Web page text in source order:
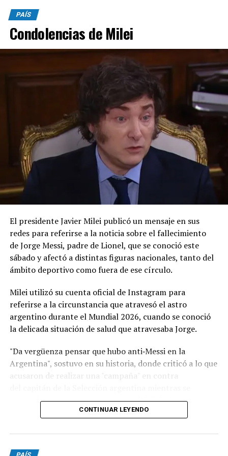
PAÍS
Condolencias de Milei
El presidente Javier Milei publicó un mensaje en sus
redes para referirse a la noticia sobre el fallecimiento
de Jorge Messi, padre de Lionel, que se conoció este
sábado y afectó a distintas figuras nacionales, tanto del
ámbito deportivo como fuera de ese círculo.
Milei utilizó su cuenta oficial de Instagram para
referirse a la circunstancia que atravesó el astro
argentino durante el Mundial 2026, cuando se conoció
la delicada situación de salud que atravesaba Jorge.
"Da vergüenza pensar que hubo anti‑Messi en la
Argentina", sostuvo en su historia, donde criticó a lo que
acusaron de realizar una "campaña" en contra
disputaba la máxima competición del fútbol.
alegría al pueblo argentino mientras su padre agonizaba
y le quedaban pocos días de vida. Es el ser humano más
CONTINUAR LEYENDO